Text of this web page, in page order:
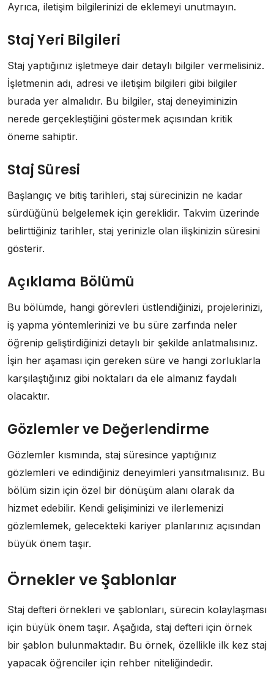
Ayrıca, iletişim bilgilerinizi de eklemeyi unutmayın.
Staj Yeri Bilgileri
Staj yaptığınız işletmeye dair detaylı bilgiler vermelisiniz.
İşletmenin adı, adresi ve iletişim bilgileri gibi bilgiler
burada yer almalıdır. Bu bilgiler, staj deneyiminizin
nerede gerçekleştiğini göstermek açısından kritik
öneme sahiptir.
Staj Süresi
Başlangıç ve bitiş tarihleri, staj sürecinizin ne kadar
sürdüğünü belgelemek için gereklidir. Takvim üzerinde
belirttiğiniz tarihler, staj yerinizle olan ilişkinizin süresini
gösterir.
Açıklama Bölümü
Bu bölümde, hangi görevleri üstlendiğinizi, projelerinizi,
iş yapma yöntemlerinizi ve bu süre zarfında neler
öğrenip geliştirdiğinizi detaylı bir şekilde anlatmalısınız.
İşin her aşaması için gereken süre ve hangi zorluklarla
karşılaştığınız gibi noktaları da ele almanız faydalı
olacaktır.
Gözlemler ve Değerlendirme
Gözlemler kısmında, staj süresince yaptığınız
gözlemleri ve edindiğiniz deneyimleri yansıtmalısınız. Bu
bölüm sizin için özel bir dönüşüm alanı olarak da
hizmet edebilir. Kendi gelişiminizi ve ilerlemenizi
gözlemlemek, gelecekteki kariyer planlarınız açısından
büyük önem taşır.
Örnekler ve Şablonlar
Staj defteri örnekleri ve şablonları, sürecin kolaylaşması
için büyük önem taşır. Aşağıda, staj defteri için örnek
bir şablon bulunmaktadır. Bu örnek, özellikle ilk kez staj
yapacak öğrenciler için rehber niteliğindedir.